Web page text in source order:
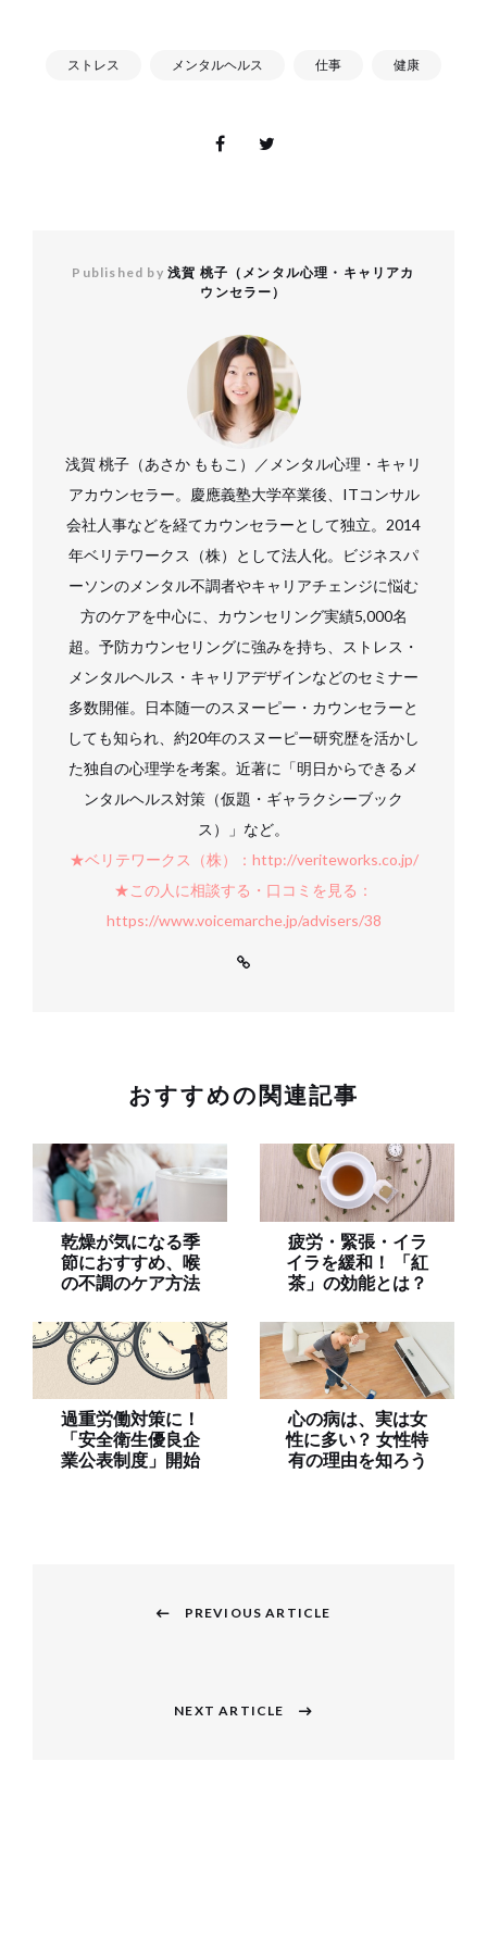
ストレス メンタルヘルス 仕事 健康
Published by 浅賀 桃子（メンタル心理・キャリアカ
ウンセラー）
浅賀 桃子（あさか ももこ）／メンタル心理・キャリ
アカウンセラー。慶應義塾大学卒業後、ITコンサル
会社人事などを経てカウンセラーとして独立。2014
年ベリテワークス（株）として法人化。ビジネスパ
ーソンのメンタル不調者やキャリアチェンジに悩む
方のケアを中心に、カウンセリング実績5,000名
超。予防カウンセリングに強みを持ち、ストレス・
メンタルヘルス・キャリアデザインなどのセミナー
多数開催。日本随一のスヌーピー・カウンセラーと
しても知られ、約20年のスヌーピー研究歴を活かし
た独自の心理学を考案。近著に「明日からできるメ
ンタルヘルス対策（仮題・ギャラクシーブック
ス）」など。
★ベリテワークス（株）：http://veriteworks.co.jp/
★この人に相談する・口コミを見る：
https://www.voicemarche.jp/advisers/38
おすすめの関連記事
乾燥が気になる季
節におすすめ、喉
の不調のケア方法
疲労・緊張・イラ
イラを緩和！ 「紅
茶」の効能とは？
過重労働対策に！
「安全衛生優良企
業公表制度」開始
心の病は、実は女
性に多い？ 女性特
有の理由を知ろう
PREVIOUS ARTICLE
NEXT ARTICLE